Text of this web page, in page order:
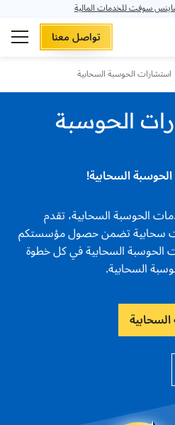
سوفت للخدمات المالية
تواصل معنا
استشارات الحوسبة السحابية
الحوسبة
السحابية!
الحوسبة السحابية، تقدم
سحابية تضمن حصول مؤسستكم
السحابية في كل خطوة
السحابية.